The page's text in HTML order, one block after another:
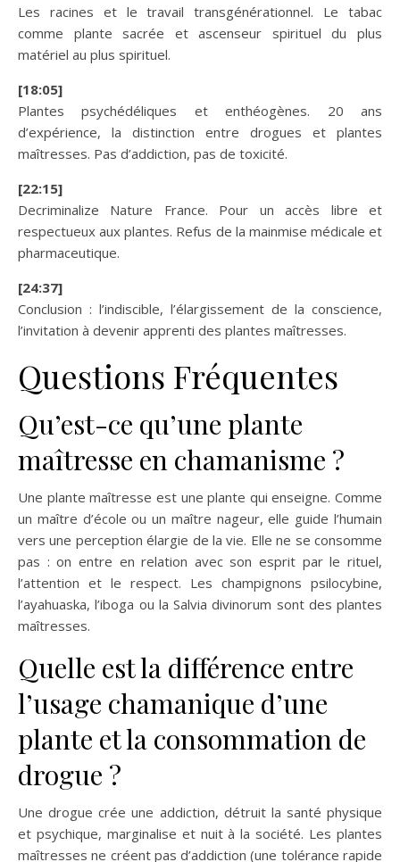
Les racines et le travail transgénérationnel. Le tabac
comme plante sacrée et ascenseur spirituel du plus
matériel au plus spirituel.
[18:05]
Plantes psychédéliques et enthéogènes. 20 ans
d’expérience, la distinction entre drogues et plantes
maîtresses. Pas d’addiction, pas de toxicité.
[22:15]
Decriminalize Nature France. Pour un accès libre et
respectueux aux plantes. Refus de la mainmise médicale et
pharmaceutique.
[24:37]
Conclusion : l’indiscible, l’élargissement de la conscience,
l’invitation à devenir apprenti des plantes maîtresses.
Questions Fréquentes
Qu’est-ce qu’une plante
maîtresse en chamanisme ?
Une plante maîtresse est une plante qui enseigne. Comme
un maître d’école ou un maître nageur, elle guide l’humain
vers une perception élargie de la vie. Elle ne se consomme
pas : on entre en relation avec son esprit par le rituel,
l’attention et le respect. Les champignons psilocybine,
l’ayahuaska, l’iboga ou la Salvia divinorum sont des plantes
maîtresses.
Quelle est la différence entre
l’usage chamanique d’une
plante et la consommation de
drogue ?
Une drogue crée une addiction, détruit la santé physique
et psychique, marginalise et nuit à la société. Les plantes
maîtresses ne créent pas d’addiction (une tolérance rapide